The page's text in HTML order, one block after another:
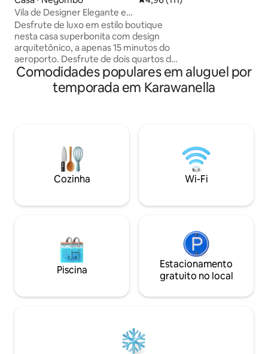
Vila de Designer Elegante e
Aconchegante • 15 Min do Aeroporto
Desfrute de luxo em estilo boutique
nesta casa superbonita com design
arquitetônico, a apenas 15 minutos do
aeroporto. Desfrute de dois quartos de
casal elegantes, uma área de estar
requintada com poltronas modernas e
confortáveis, área de jantar, cozinha,
Esta acomodação espaçosa com Wi-Fi e
ar-condicionado é ideal para casais,
amigos, famílias ou viajantes individuais
que buscam conforto, privacidade,
verdadeiramente relaxante.
mas caseira,
conveniência e
perfeitamente.
Comodidades populares em aluguel por
temporada em Karawanella
Cozinha Wi-Fi
Piscina
Estacionamento
gratuito no local